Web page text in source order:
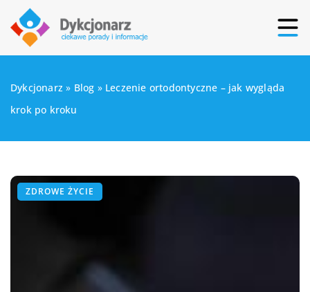
Dykcjonarz » Blog » Leczenie ortodontyczne – jak wygląda
krok po kroku
ZDROWE ŻYCIE